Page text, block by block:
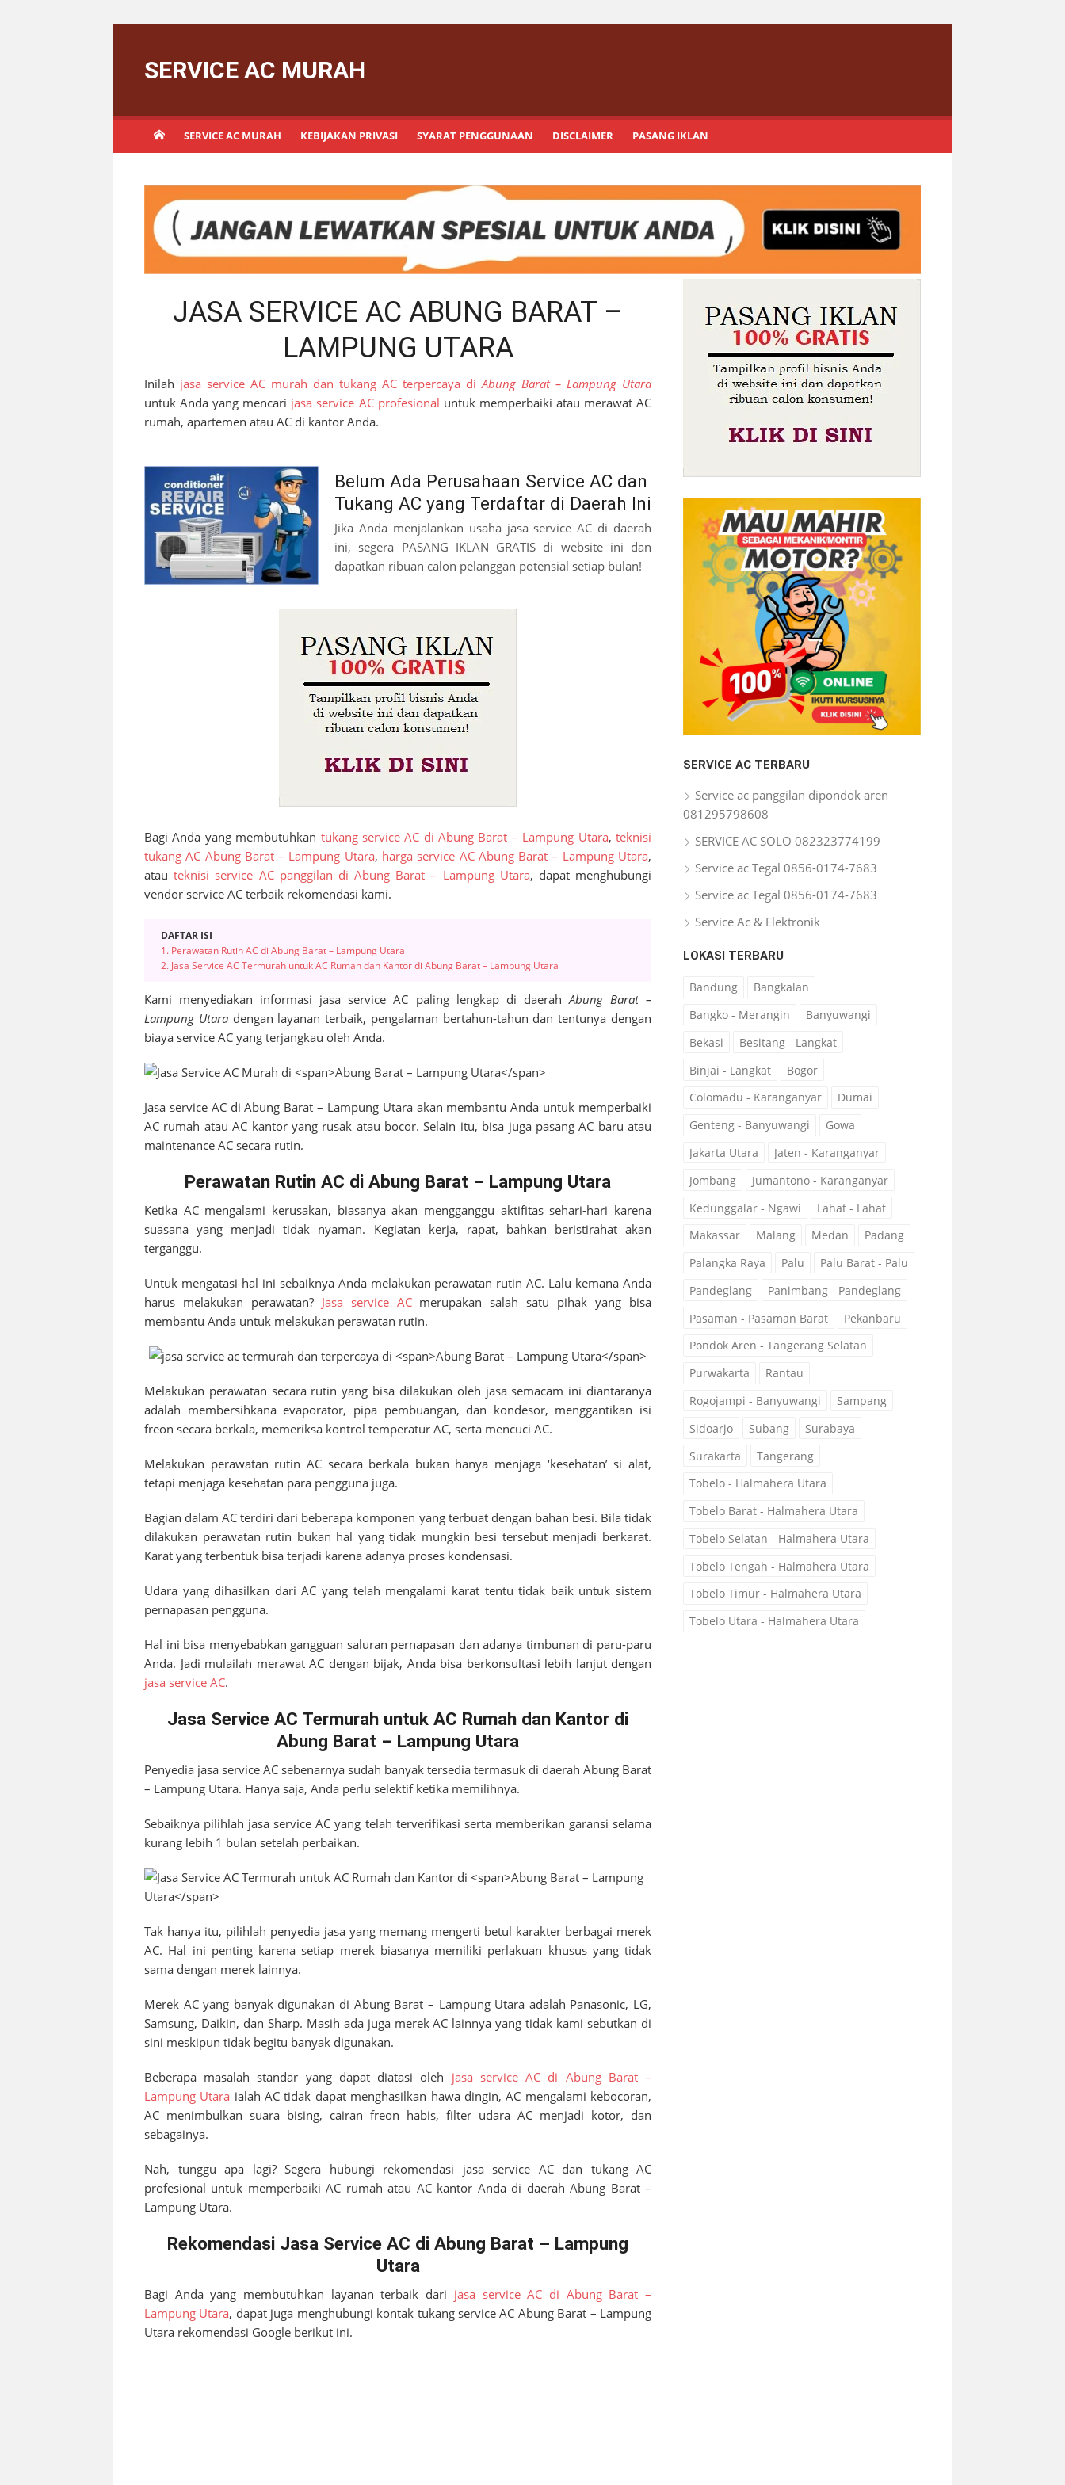
contentSERVICE AC MURAH
SERVICE AC MURAH KEBIJAKAN PRIVASI SYARAT PENGGUNAAN DISCLAIMER PASANG IKLAN
JASA SERVICE AC ABUNG BARAT –
LAMPUNG UTARA
Inilah jasa service AC murah dan tukang AC terpercaya di Abung Barat – Lampung Utara
untuk Anda yang mencari jasa service AC profesional untuk memperbaiki atau merawat AC
rumah, apartemen atau AC di kantor Anda.
Belum Ada Perusahaan Service AC dan
Tukang AC yang Terdaftar di Daerah Ini
Jika Anda menjalankan usaha jasa service AC di daerah
ini, segera PASANG IKLAN GRATIS di website ini dan
dapatkan ribuan calon pelanggan potensial setiap bulan!
Bagi Anda yang membutuhkan tukang service AC di Abung Barat – Lampung Utara,teknisi
tukang AC Abung Barat – Lampung Utara, harga service AC Abung Barat – Lampung Utara,
atauteknisi service AC panggilan di Abung Barat – Lampung Utara, dapat menghubungi
vendor service AC terbaik rekomendasi kami.
DAFTAR ISI
1. Perawatan Rutin AC di Abung Barat – Lampung Utara
2. Jasa Service AC Termurah untuk AC Rumah dan Kantor di Abung Barat – Lampung Utara
Kami menyediakan informasi jasa service AC paling lengkap di daerahAbung Barat –
Lampung Utaradengan layanan terbaik, pengalaman bertahun-tahun dan tentunya dengan
biaya service AC yang terjangkau oleh Anda.
Jasa service AC diAbung Barat – Lampung Utaraakan membantu Anda untuk memperbaiki
AC rumah atau AC kantor yang rusak atau bocor. Selain itu, bisa juga pasang AC baru atau
maintenance AC secara rutin.
Perawatan Rutin AC di Abung Barat – Lampung Utara
Ketika AC mengalami kerusakan, biasanya akan mengganggu aktifitas sehari-hari karena
suasana yang menjadi tidak nyaman. Kegiatan kerja, rapat, bahkan beristirahat akan
terganggu.
Untuk mengatasi hal ini sebaiknya Anda melakukan perawatan rutin AC. Lalu kemana Anda
harus melakukan perawatan? Jasa service ACmerupakan salah satu pihak yang bisa
membantu Anda untuk melakukan perawatan rutin.
Melakukan perawatan secara rutin yang bisa dilakukan oleh jasa semacam ini diantaranya
adalah membersihkana evaporator, pipa pembuangan, dan kondesor, menggantikan isi
freon secara berkala, memeriksa kontrol temperatur AC, serta mencuci AC.
Melakukan perawatan rutin AC secara berkala bukan hanya menjaga ‘kesehatan’ si alat,
tetapi menjaga kesehatan para pengguna juga.
Bagian dalam AC terdiri dari beberapa komponen yang terbuat dengan bahan besi. Bila tidak
dilakukan perawatan rutin bukan hal yang tidak mungkin besi tersebut menjadi berkarat.
Karat yang terbentuk bisa terjadi karena adanya proses kondensasi.
Udara yang dihasilkan dari AC yang telah mengalami karat tentu tidak baik untuk sistem
pernapasan pengguna.
Hal ini bisa menyebabkan gangguan saluran pernapasan dan adanya timbunan di paru-paru
Anda. Jadi mulailah merawat AC dengan bijak, Anda bisa berkonsultasi lebih lanjut dengan
jasa service AC.
Jasa Service AC Termurah untuk AC Rumah dan Kantor di
Abung Barat – Lampung Utara
Penyedia jasa service AC sebenarnya sudah banyak tersedia termasuk di daerah Abung Barat
– Lampung Utara. Hanya saja, Anda perlu selektif ketika memilihnya.
Sebaiknya pilihlah jasa service AC yang telah terverifikasi serta memberikan garansi selama
kurang lebih 1 bulan setelah perbaikan.
Tak hanya itu, pilihlah penyedia jasa yang memang mengerti betul karakter berbagai merek
AC. Hal ini penting karena setiap merek biasanya memiliki perlakuan khusus yang tidak
sama dengan merek lainnya.
Merek AC yang banyak digunakan di Abung Barat – Lampung Utara adalah Panasonic, LG,
Samsung, Daikin, dan Sharp. Masih ada juga merek AC lainnya yang tidak kami sebutkan di
sini meskipun tidak begitu banyak digunakan.
Beberapa masalah standar yang dapat diatasi oleh jasa service AC di Abung Barat –
Lampung Utara ialah AC tidak dapat menghasilkan hawa dingin, AC mengalami kebocoran,
AC menimbulkan suara bising, cairan freon habis, filter udara AC menjadi kotor, dan
sebagainya.
Nah, tunggu apa lagi? Segera hubungi rekomendasi jasa service AC dan tukang AC
profesional untuk memperbaiki AC rumah atau AC kantor Anda di daerahAbung Barat –
Lampung Utara.
Rekomendasi Jasa Service AC di Abung Barat – Lampung
Utara
Bagi Anda yang membutuhkan layanan terbaik dari jasa service AC di Abung Barat –
Lampung Utara, dapat juga menghubungi kontak tukang service AC Abung Barat – Lampung
Utara rekomendasi Google berikut ini.
SERVICE AC TERBARU
Service ac panggilan dipondok aren
081295798608
SERVICE AC SOLO 082323774199
Service ac Tegal 0856-0174-7683
Service ac Tegal 0856-0174-7683
Service Ac & Elektronik
LOKASI TERBARU
Bandung
Bangkalan
Bangko - Merangin
Banyuwangi
Bekasi
Besitang - Langkat
Binjai - Langkat
Bogor
Colomadu - Karanganyar
Dumai
Genteng - Banyuwangi
Gowa
Jakarta Utara
Jaten - Karanganyar
Jombang
Jumantono - Karanganyar
Kedunggalar - Ngawi
Lahat - Lahat
Makassar
Malang Medan
Padang
Palangka Raya
Palu
Palu Barat - Palu
Pandeglang
Panimbang - Pandeglang
Pasaman - Pasaman Barat
Pekanbaru
Pondok Aren - Tangerang Selatan
Purwakarta
Rantau
Rogojampi - Banyuwangi
Sampang
Sidoarjo
Subang
Surabaya
Surakarta
Tangerang
Tobelo - Halmahera Utara
Tobelo Barat - Halmahera Utara
Tobelo Selatan - Halmahera Utara
Tobelo Tengah - Halmahera Utara
Tobelo Timur - Halmahera Utara
Tobelo Utara - Halmahera Utara